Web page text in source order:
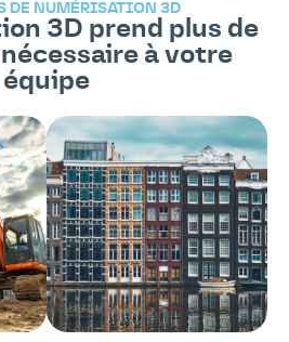
DE NUMÉRISATION 3D
3D prend plus de
à votre
équipe